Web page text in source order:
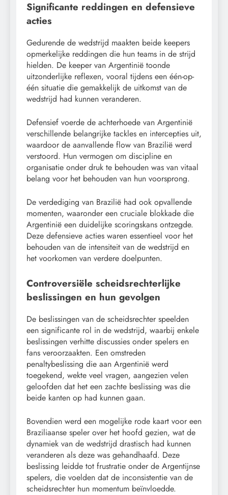
Significante reddingen en defensieve
acties
Gedurende de wedstrijd maakten beide keepers
opmerkelijke reddingen die hun teams in de strijd
hielden. De keeper van Argentinië toonde
uitzonderlijke reflexen, vooral tijdens een één-op-
één situatie die gemakkelijk de uitkomst van de
wedstrijd had kunnen veranderen.
Defensief voerde de achterhoede van Argentinië
verschillende belangrijke tackles en intercepties uit,
waardoor de aanvallende flow van Brazilië werd
verstoord. Hun vermogen om discipline en
organisatie onder druk te behouden was van vitaal
belang voor het behouden van hun voorsprong.
De verdediging van Brazilië had ook opvallende
momenten, waaronder een cruciale blokkade die
Argentinië een duidelijke scoringskans ontzegde.
Deze defensieve acties waren essentieel voor het
behouden van de intensiteit van de wedstrijd en
het voorkomen van verdere doelpunten.
Controversiële scheidsrechterlijke
beslissingen en hun gevolgen
De beslissingen van de scheidsrechter speelden
een significante rol in de wedstrijd, waarbij enkele
beslissingen verhitte discussies onder spelers en
fans veroorzaakten. Een omstreden
penaltybeslissing die aan Argentinië werd
toegekend, wekte veel vragen, aangezien velen
geloofden dat het een zachte beslissing was die
beide kanten op had kunnen gaan.
Bovendien werd een mogelijke rode kaart voor een
Braziliaanse speler over het hoofd gezien, wat de
dynamiek van de wedstrijd drastisch had kunnen
veranderen als deze was gehandhaafd. Deze
beslissing leidde tot frustratie onder de Argentijnse
spelers, die voelden dat de inconsistentie van de
scheidsrechter hun momentum beïnvloedde.